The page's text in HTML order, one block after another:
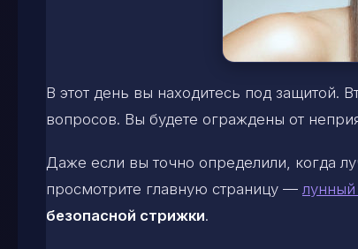
В этот день вы находитесь под
вопросов. Вы будете ограждены от
Даже если вы точно определили, когда
просмотрите главную страницу —
безопасной стрижки.